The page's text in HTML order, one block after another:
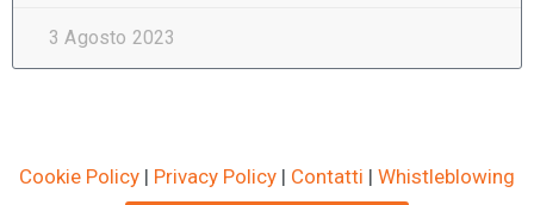
3 Agosto 2023
Cookie Policy | Privacy Policy | Contatti | Whistleblowing